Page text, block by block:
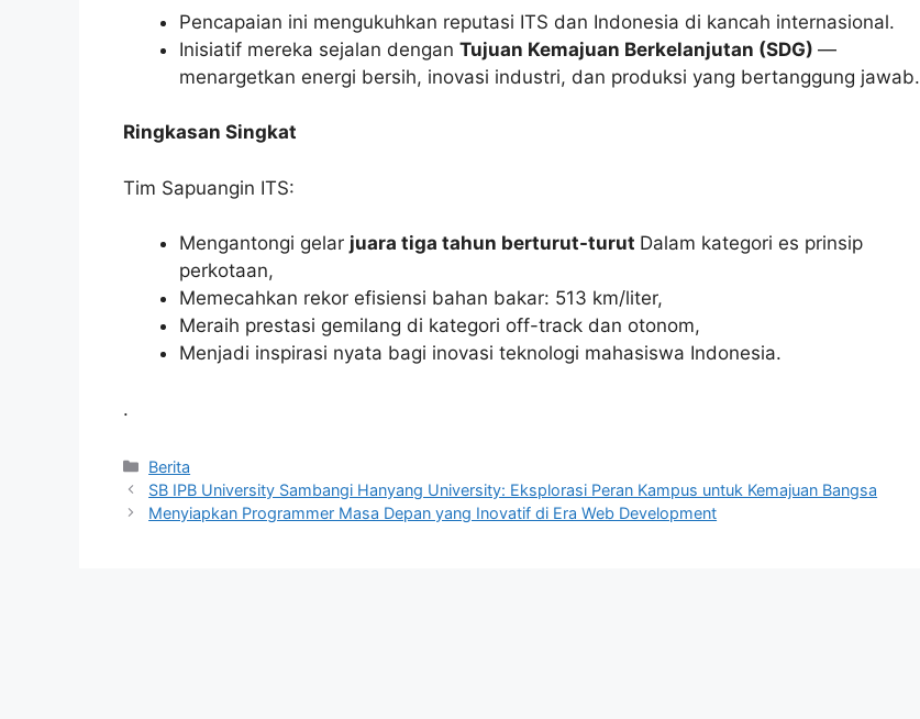
Pencapaian ini mengukuhkan reputasi ITS dan Indonesia di kancah internasional.
Inisiatif mereka sejalan dengan Tujuan Kemajuan Berkelanjutan (SDG) —
menargetkan energi bersih, inovasi industri, dan produksi yang bertanggung jawab.
Ringkasan Singkat
Tim Sapuangin ITS:
Mengantongi gelar juara tiga tahun berturut-turut Dalam kategori es prinsip
perkotaan,
Memecahkan rekor efisiensi bahan bakar: 513 km/liter,
Meraih prestasi gemilang di kategori off-track dan otonom,
Menjadi inspirasi nyata bagi inovasi teknologi mahasiswa Indonesia.
.
Kategori
Berita
SB IPB University Sambangi Hanyang University: Eksplorasi Peran Kampus untuk Kemajuan Bangsa
Menyiapkan Programmer Masa Depan yang Inovatif di Era Web Development